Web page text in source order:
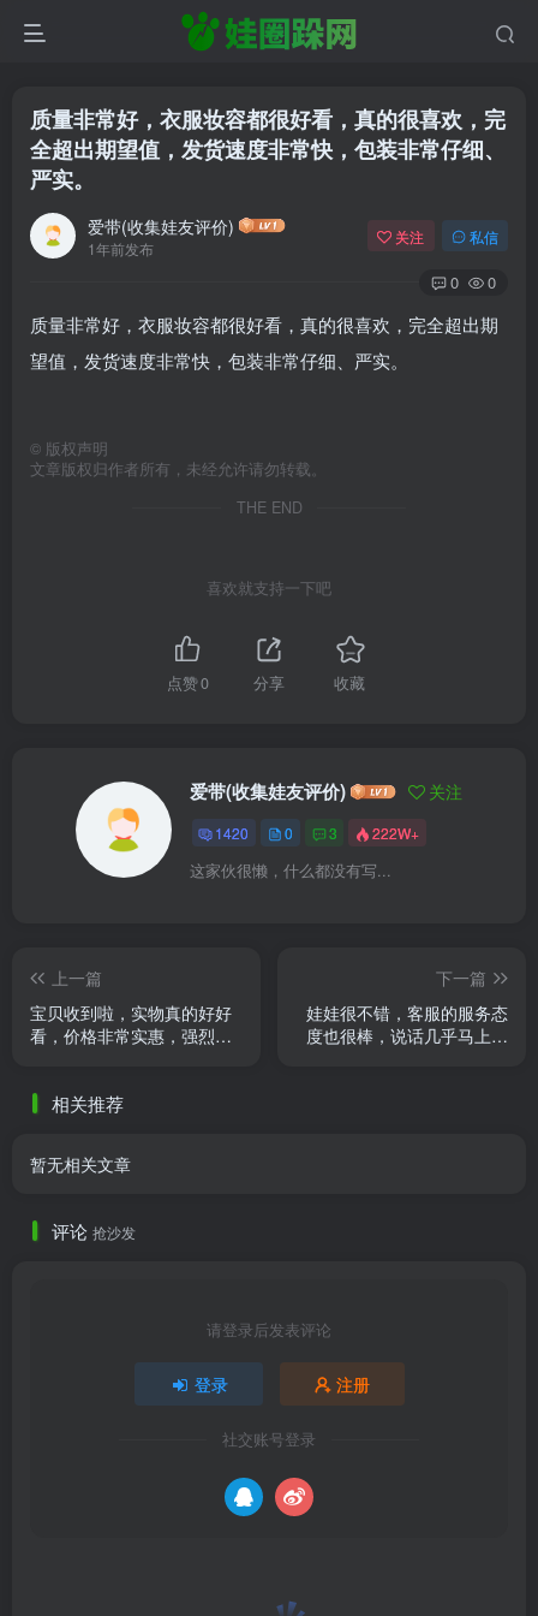
质量非常好，衣服妆容都很好看，真的很喜欢，完
全超出期望值，发货速度非常快，包装非常仔细、
严实。
爱带(收集娃友评价)
1年前发布
关注 私信
0 0
质量非常好，衣服妆容都很好看，真的很喜欢，完全超出期
望值，发货速度非常快，包装非常仔细、严实。
© 版权声明
文章版权归作者所有，未经允许请勿转载。
THE END
喜欢就支持一下吧
点赞0 分享 收藏
爱带(收集娃友评价) 关注
1420 0 3 222W+
这家伙很懒，什么都没有写...
上一篇
宝贝收到啦，实物真的好好
看，价格非常实惠，强烈推
下一篇
娃娃很不错，客服的服务态
度也很棒，说话几乎马上就
相关推荐
暂无相关文章
评论 抢沙发
请登录后发表评论
登录 注册
社交账号登录